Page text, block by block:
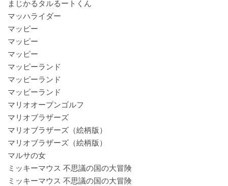
まじかるタルるートくん
マッハライダー
マッピー
マッピー
マッピー
マッピーランド
マッピーランド
マッピーランド
マリオオープンゴルフ
マリオブラザーズ
マリオブラザーズ（絵柄版）
マリオブラザーズ（絵柄版）
マルサの女
ミッキーマウス 不思議の国の大冒険
ミッキーマウス 不思議の国の大冒険